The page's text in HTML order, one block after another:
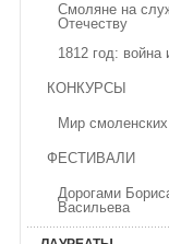
Смоляне на
Отечеству
1812 год: война
КОНКУРСЫ
Мир
ФЕСТИВАЛИ
Дорогами
Васильева